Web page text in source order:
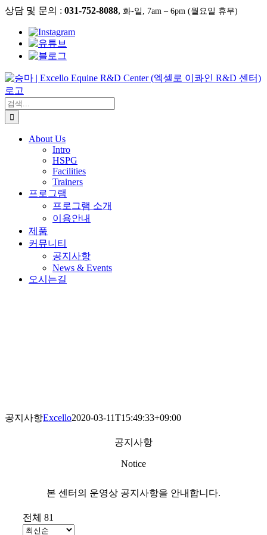
콘
너
뛰
기
상담 및 문의 : 031-752-8088, 화-일, 7am – 6pm (월요일 휴무)
검
색:
About Us
Intro
HSPG
Facilities
Trainers
프로그램
프로그램 소개
이용안내
제품
커뮤니티
공지사항
News & Events
오시는길
공지사항Excello2020-03-11T15:49:33+09:00
공지사항
Notice
본 센터의 운영상 공지사항을 안내합니다.
전체 81